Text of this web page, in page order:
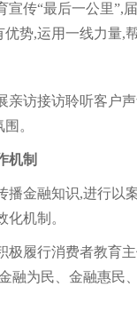
传“最后一公里”,
势,运用一线力量,
访接访聆听客户
。
机制
金融知识,进行以
机制。
履行消费者教育
融为民、金融惠民